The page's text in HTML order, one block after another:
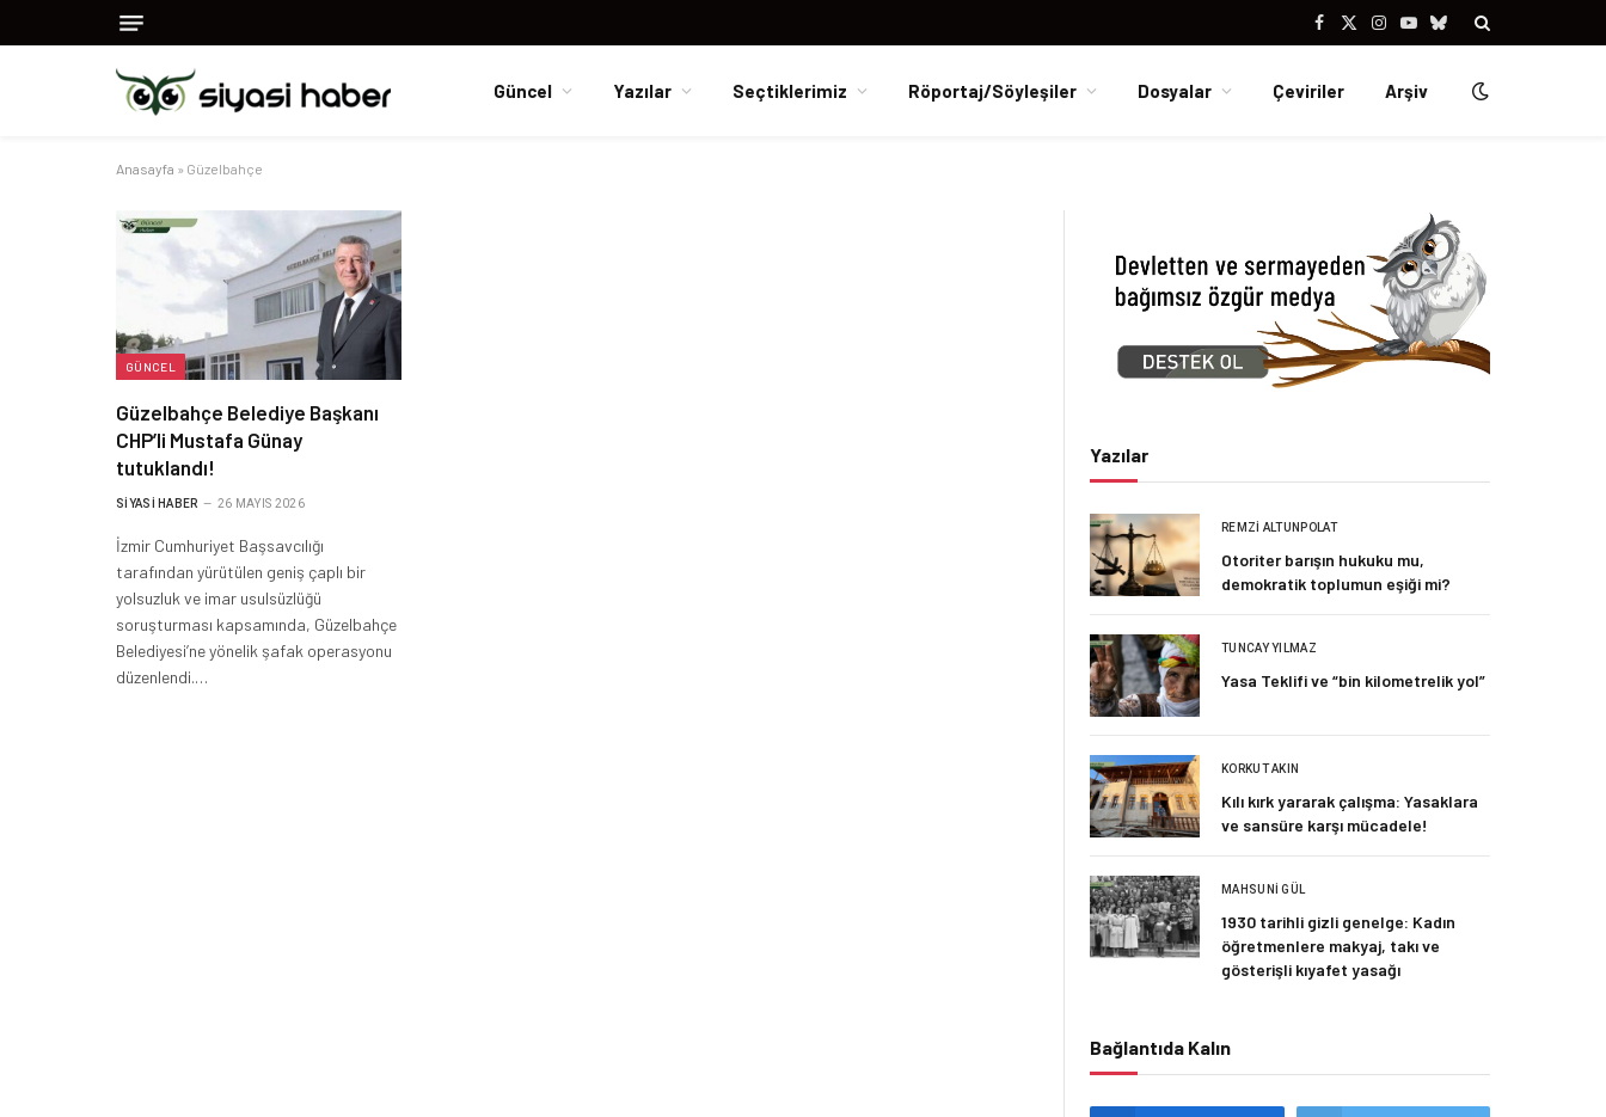
Facebook
X
Instagram
YouTubeBluesky
Güncel Yazılar Seçtiklerimiz Röportaj/Söyleşiler Dosyalar Çeviriler Arşiv
Anasayfa » Güzelbahçe
GÜNCEL
Güzelbahçe Belediye Başkanı
CHP’li Mustafa Günay
tutuklandı!
SIYASI HABER 26 MAYIS 2026
İzmir Cumhuriyet Başsavcılığı
tarafından yürütülen geniş çaplı bir
yolsuzluk ve imar usulsüzlüğü
soruşturması kapsamında, Güzelbahçe
Belediyesi’ne yönelik şafak operasyonu
düzenlendi.…
Yazılar
REMZI ALTUNPOLAT
Otoriter barışın hukuku mu,
demokratik toplumun eşiği mi?
TUNCAY YILMAZ
Yasa Teklifi ve “bin kilometrelik yol”
KORKUT AKIN
Kılı kırk yararak çalışma: Yasaklara
ve sansüre karşı mücadele!
MAHSUNI GÜL
1930 tarihli gizli genelge: Kadın
öğretmenlere makyaj, takı ve
gösterişli kıyafet yasağı
Bağlantıda Kalın